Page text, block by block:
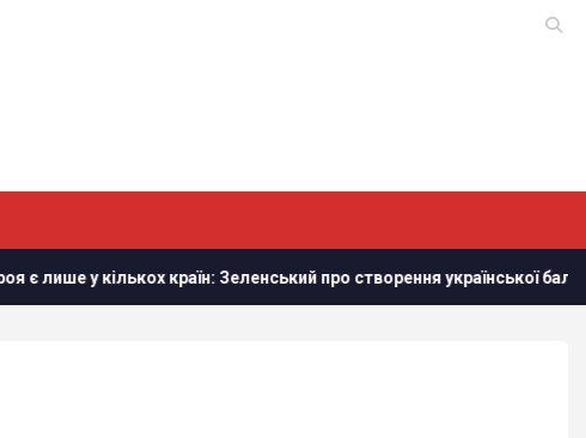
Зеленський про створення української балістики Румунія